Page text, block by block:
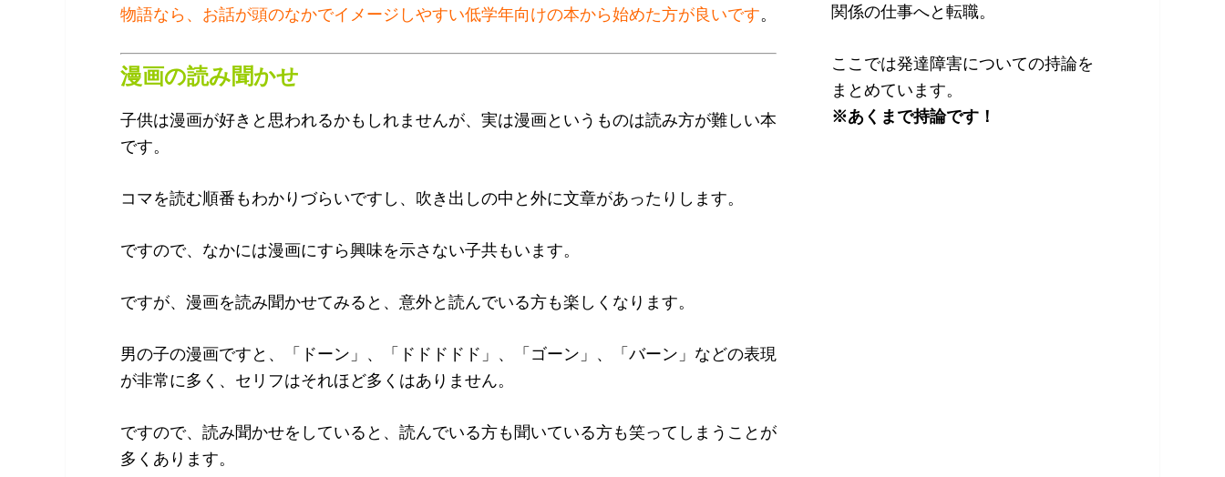
物語なら、お話が頭のなかでイメージしやすい低学年向けの本から始めた方が良いです。
漫画の読み聞かせ
子供は漫画が好きと思われるかもしれませんが、実は漫画というものは読み方が難しい本
です。
コマを読む順番もわかりづらいですし、吹き出しの中と外に文章があったりします。
ですので、なかには漫画にすら興味を示さない子共もいます。
ですが、漫画を読み聞かせてみると、意外と読んでいる方も楽しくなります。
男の子の漫画ですと、「ドーン」、「ドドドドド」、「ゴーン」、「バーン」などの表現
が非常に多く、セリフはそれほど多くはありません。
ですので、読み聞かせをしていると、読んでいる方も聞いている方も笑ってしまうことが
多くあります。
関係の仕事へと転職。
ここでは発達障害についての持論を
まとめています。
※あくまで持論です！